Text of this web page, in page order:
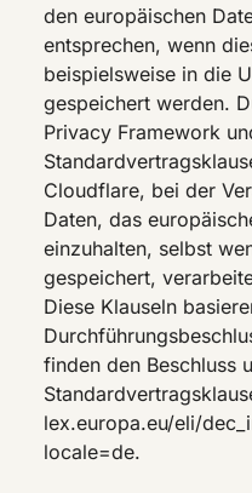
den europäischen
entsprechen, wenn
beispielsweise in die
gespeichert werden.
Privacy Framework
Cloudflare, bei der
Daten, das
einzuhalten, selbst
gespeichert,
Diese Klauseln
finden den Beschluss
lex.europa.eu/eli/
locale=de.